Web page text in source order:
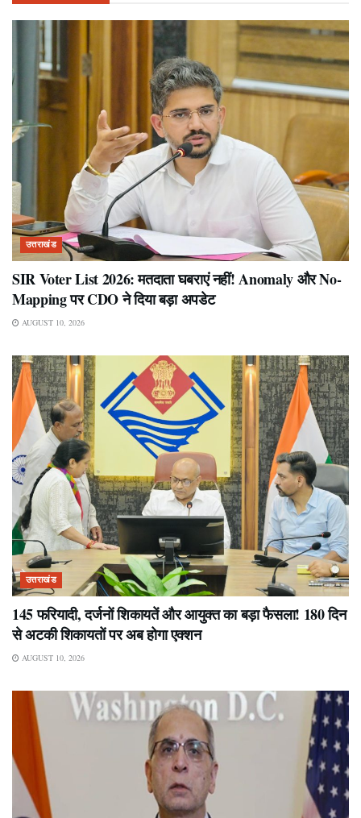
उत्तराखंड
SIR Voter List 2026: मतदाता घबराएं नहीं! Anomaly और No-
Mapping पर CDO ने दिया बड़ा अपडेट
AUGUST 10, 2026
उत्तराखंड
145 फरियादी, दर्जनों शिकायतें और आयुक्त का बड़ा फैसला! 180 दिन
से अटकी शिकायतों पर अब होगा एक्शन
AUGUST 10, 2026